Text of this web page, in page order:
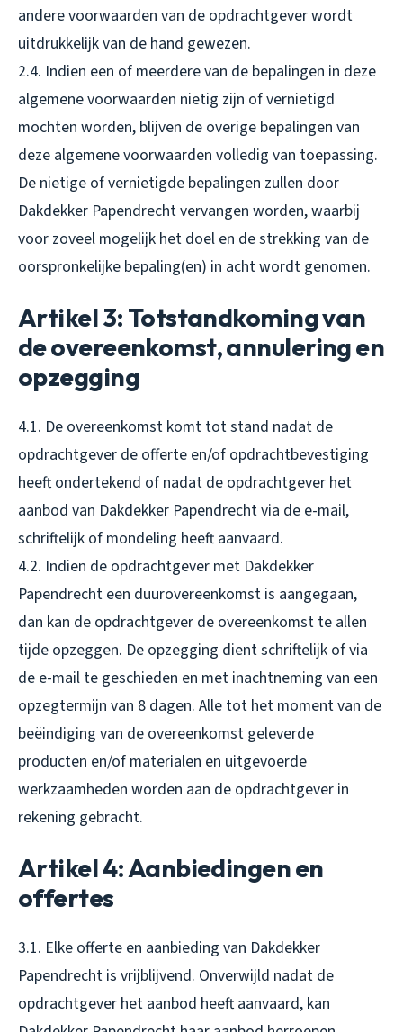
andere voorwaarden van de opdrachtgever wordt
uitdrukkelijk van de hand gewezen.
2.4. Indien een of meerdere van de bepalingen in deze
algemene voorwaarden nietig zijn of vernietigd
mochten worden, blijven de overige bepalingen van
deze algemene voorwaarden volledig van toepassing.
De nietige of vernietigde bepalingen zullen door
Dakdekker Papendrecht vervangen worden, waarbij
voor zoveel mogelijk het doel en de strekking van de
oorspronkelijke bepaling(en) in acht wordt genomen.
Artikel 3: Totstandkoming van
de overeenkomst, annulering en
opzegging
4.1. De overeenkomst komt tot stand nadat de
opdrachtgever de offerte en/of opdrachtbevestiging
heeft ondertekend of nadat de opdrachtgever het
aanbod van Dakdekker Papendrecht via de e-mail,
schriftelijk of mondeling heeft aanvaard.
4.2. Indien de opdrachtgever met Dakdekker
Papendrecht een duurovereenkomst is aangegaan,
dan kan de opdrachtgever de overeenkomst te allen
tijde opzeggen. De opzegging dient schriftelijk of via
de e-mail te geschieden en met inachtneming van een
opzegtermijn van 8 dagen. Alle tot het moment van de
beëindiging van de overeenkomst geleverde
producten en/of materialen en uitgevoerde
werkzaamheden worden aan de opdrachtgever in
rekening gebracht.
Artikel 4: Aanbiedingen en
offertes
3.1. Elke offerte en aanbieding van Dakdekker
Papendrecht is vrijblijvend. Onverwijld nadat de
opdrachtgever het aanbod heeft aanvaard, kan